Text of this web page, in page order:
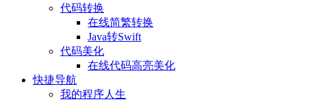
代码转换
在线简繁转换
Java转Swift
代码美化
在线代码高亮美化
快捷导航
我的程序人生